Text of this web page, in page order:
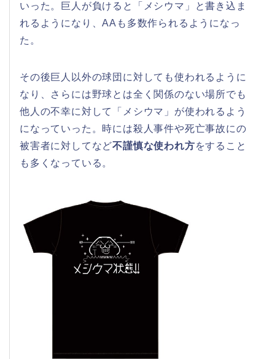
いった。巨人が負けると「メシウマ」と書き込ま
れるようになり、AAも多数作られるようになっ
た。
その後巨人以外の球団に対しても使われるように
なり、さらには野球とは全く関係のない場所でも
他人の不幸に対して「メシウマ」が使われるよう
になっていった。時には殺人事件や死亡事故にの
被害者に対してなど不謹慎な使われ方をすること
も多くなっている。